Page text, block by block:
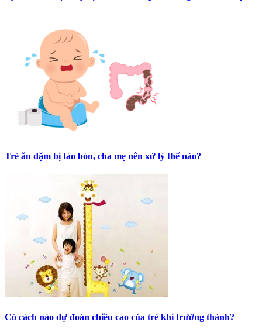
Trẻ ăn dặm bị táo bón, cha mẹ nên xử lý thế nào?
Có cách nào dự đoán chiều cao của trẻ khi trưởng thành?